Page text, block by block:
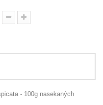
- 100g nasekaných